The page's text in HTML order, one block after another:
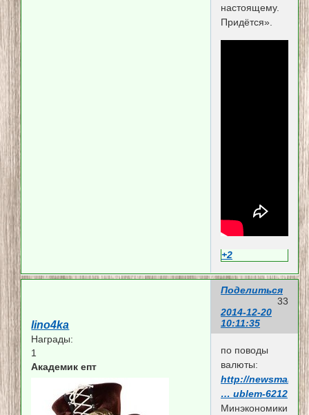
настоящему.
Придётся».
+2
Поделиться
33
2014-12-20
10:11:35
lino4ka
Награды:
1
Академик епт
по поводы
валюты:
http://
… ublem-6212
Минэкономики